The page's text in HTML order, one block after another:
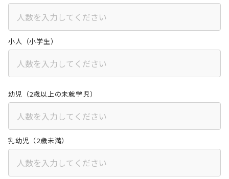
小人（小学生）
幼児（2歳以上の未就学児）
乳幼児（2歳未満）